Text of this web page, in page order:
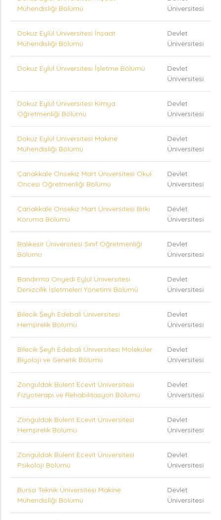
Mühendisliği Bölümü
Üniversitesi
Dokuz Eylül Üniversitesi İnşaat
Mühendisliği Bölümü
Devlet
Üniversitesi
Dokuz Eylül Üniversitesi İşletme Bölümü
Devlet
Üniversitesi
Dokuz Eylül Üniversitesi Kimya
Öğretmenliği Bölümü
Devlet
Üniversitesi
Dokuz Eylül Üniversitesi Makine
Mühendisliği Bölümü
Devlet
Üniversitesi
Çanakkale Onsekiz Mart Üniversitesi Okul
Öncesi Öğretmenliği Bölümü
Devlet
Üniversitesi
Çanakkale Onsekiz Mart Üniversitesi Bitki
Koruma Bölümü
Devlet
Üniversitesi
Balıkesir Üniversitesi Sınıf Öğretmenliği
Bölümü
Devlet
Üniversitesi
Bandırma Onyedi Eylül Üniversitesi
Denizcilik İşletmeleri Yönetimi Bölümü
Devlet
Üniversitesi
Bilecik Şeyh Edebali Üniversitesi
Hemşirelik Bölümü
Devlet
Üniversitesi
Bilecik Şeyh Edebali Üniversitesi Moleküler
Biyoloji ve Genetik Bölümü
Devlet
Üniversitesi
Zonguldak Bülent Ecevit Üniversitesi
Fizyoterapi ve Rehabilitasyon Bölümü
Devlet
Üniversitesi
Zonguldak Bülent Ecevit Üniversitesi
Hemşirelik Bölümü
Devlet
Üniversitesi
Zonguldak Bülent Ecevit Üniversitesi
Psikoloji Bölümü
Devlet
Üniversitesi
Bursa Teknik Üniversitesi Makine
Mühendisliği Bölümü
Devlet
Üniversitesi